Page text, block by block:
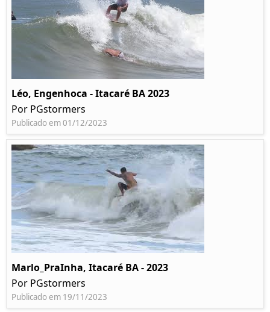
Léo, Engenhoca - Itacaré BA 2023
Por PGstormers
Publicado em 01/12/2023
Marlo_PraInha, Itacaré BA - 2023
Por PGstormers
Publicado em 19/11/2023